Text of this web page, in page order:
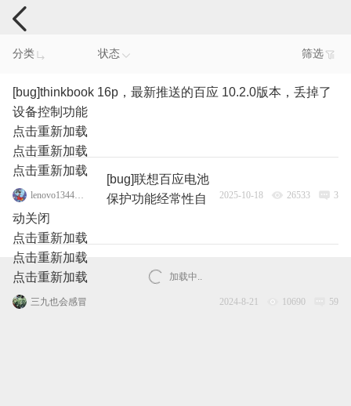
电脑反馈
分类 状态 筛选
[bug]thinkbook 16p，最新推送的百应 10.2.0版本，丢掉了
设备控制功能
点击重新加载
点击重新加载
点击重新加载
lenovo134460707 2025-10-18 26533 3
[bug]联想百应电池
保护功能经常性自
动关闭
点击重新加载
点击重新加载
点击重新加载
三九也会感冒 2024-8-21 10690 59
加载中..